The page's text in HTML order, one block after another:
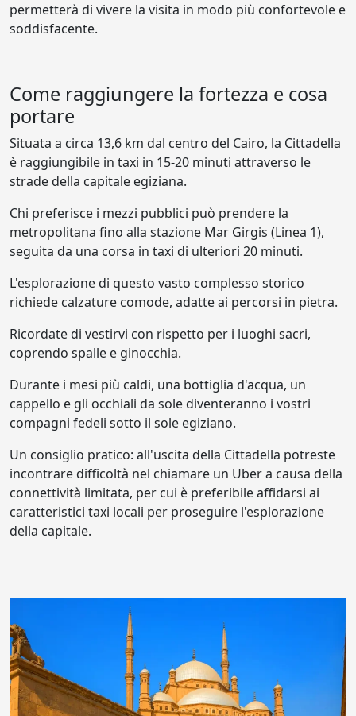
permetterà di vivere la visita in modo più confortevole e
soddisfacente.
Come raggiungere la fortezza e cosa
portare
Situata a circa 13,6 km dal centro del Cairo, la Cittadella
è raggiungibile in taxi in 15-20 minuti attraverso le
strade della capitale egiziana.
Chi preferisce i mezzi pubblici può prendere la
metropolitana fino alla stazione Mar Girgis (Linea 1),
seguita da una corsa in taxi di ulteriori 20 minuti.
L'esplorazione di questo vasto complesso storico
richiede calzature comode, adatte ai percorsi in pietra.
Ricordate di vestirvi con rispetto per i luoghi sacri,
coprendo spalle e ginocchia.
Durante i mesi più caldi, una bottiglia d'acqua, un
cappello e gli occhiali da sole diventeranno i vostri
compagni fedeli sotto il sole egiziano.
Un consiglio pratico: all'uscita della Cittadella potreste
incontrare difficoltà nel chiamare un Uber a causa della
connettività limitata, per cui è preferibile affidarsi ai
caratteristici taxi locali per proseguire l'esplorazione
della capitale.